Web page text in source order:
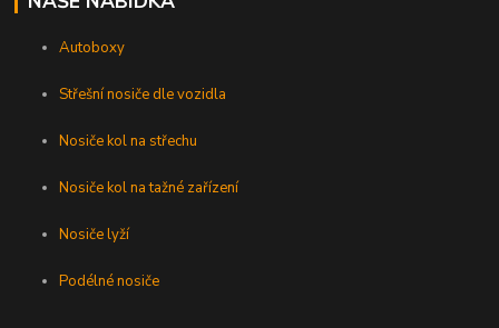
Autoboxy
Střešní nosiče dle vozidla
Nosiče kol na střechu
Nosiče kol na tažné zařízení
Nosiče lyží
Podélné nosiče